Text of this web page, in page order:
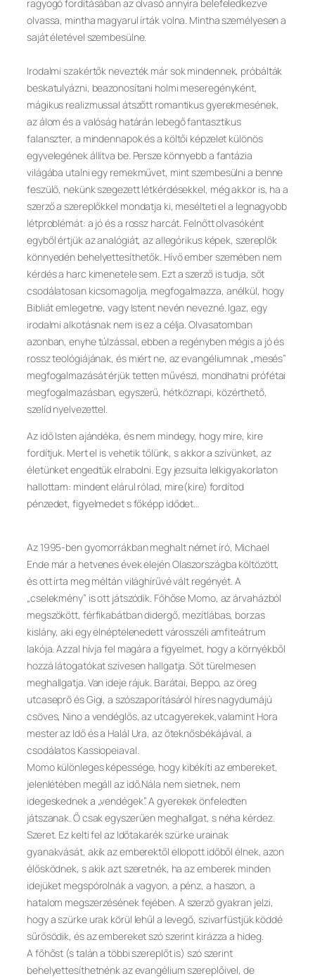
ragyogó fordításában az olvasó annyira belefeledkezve
olvassa, mintha magyarul írták volna. Mintha személyesen a
saját életével szembesülne.
Irodalmi szakértők nevezték már sok mindennek, próbálták
beskatulyázni, beazonosítani holmi meseregényként,
mágikus realizmussal átszőtt romantikus gyerekmesének,
az álom és a valóság határán lebegő fantasztikus
falanszter, a mindennapok és a költői képzelet különös
egyvelegének állítva be. Persze könnyebb a fantázia
világába utalni egy remekművet, mint szembesülni a benne
feszülő, nekünk szegezett létkérdésekkel, még akkor is, ha a
szerző a szereplőkkel mondatja ki, mesélteti el a legnagyobb
létproblémát: a jó és a rossz harcát. Felnőtt olvasóként
egyből értjük az analógiát, az allegórikus képek, szereplők
könnyedén behelyettesíthetők. Hívő ember szemében nem
kérdés a harc kimenetele sem. Ezt a szerző is tudja, sőt
csodálatosan kicsomagolja, megfogalmazza, anélkül, hogy
Bibliát emlegetne, vagy Istent nevén nevezné. Igaz, egy
irodalmi alkotásnak nem is ez a célja. Olvasatomban
azonban, enyhe túlzással, ebben a regényben mégis a jó és
rossz teológiájának, és miért ne, az evangéliumnak „mesés”
megfogalmazását érjük tetten művészi, mondhatni prófétai
megfogalmazásban, egyszerű, hétköznapi, közérthető,
szelíd nyelvezettel.
Az idő Isten ajándéka, és nem mindegy, hogy mire, kire
fordítjuk. Mert el is vehetik tőlünk, s akkor a szívünket, az
életünket engedtük elrabolni. Egy jezsuita lelkigyakorlaton
hallottam: mindent elárul rólad, mire(kire) fordítod
pénzedet, figyelmedet s főképp idődet…
Az 1995-ben gyomorrákban meghalt német író, Michael
Ende már a hetvenes évek elején Olaszországba költözött,
és ott írta meg méltán világhírűvé vált regényét. A
„cselekmény” is ott játszódik. Főhőse Momo, az árvaházból
megszökött, férfikabátban didergő, mezítlábas, borzas
kislány, aki egy elnéptelenedett városszéli amfiteátrum
lakója. Azzal hívja fel magára a figyelmet, hogy a környékből
hozzá látogatókat szívesen hallgatja. Sőt türelmesen
meghallgatja. Van ideje rájuk. Barátai, Beppo, az öreg
utcaseprő és Gigi, a szószaporításáról híres nagydumájú
csöves, Nino a vendéglős, az utcagyerekek,valamint Hora
mester az Idő és a Halál Ura, az őteknősbékájával, a
csodálatos Kassiopeiaval.
Momo különleges képessége, hogy kibékíti az embereket,
jelenlétében megáll az idő.Nála nem sietnek, nem
idegeskednek a „vendégek”. A gyerekek önfeledten
játszanak. Ő csak egyszerűen meghallgat, s néha kérdez.
Szeret. Ez kelti fel az Időtakarék szürke urainak
gyanakvását, akik az emberektől ellopott időből élnek, azon
élősködnek, s akik azt szeretnék, ha az emberek minden
idejüket megspórolnák a vagyon, a pénz, a haszon, a
hatalom megszerzésének fejében. A szerző gyakran jelzi,
hogy a szürke urak körül lehűl a levegő, szivarfüstjük köddé
sűrősödik, és az embereket szó szerint kirázza a hideg.
A főhőst (s talán a többi szereplőt is) szó szerint
behelyettesíthetnénk az evangélium szereplőivel, de